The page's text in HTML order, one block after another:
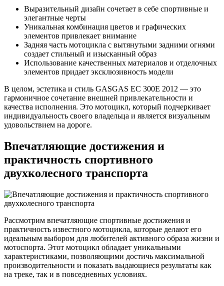
Выразительный дизайн сочетает в себе спортивные и
элегантные черты
Уникальная комбинация цветов и графических
элементов привлекает внимание
Задняя часть мотоцикла с вытянутыми задними огнями
создает стильный и изысканный образ
Использование качественных материалов и отделочных
элементов придает эксклюзивность модели
В целом, эстетика и стиль GASGAS EC 300E 2012 — это
гармоничное сочетание внешней привлекательности и
качества исполнения. Это мотоцикл, который подчеркивает
индивидуальность своего владельца и является визуальным
удовольствием на дороге.
Впечатляющие достижения и
практичность спортивного
двухколесного транспорта
Рассмотрим впечатляющие спортивные достижения и
практичность известного мотоцикла, которые делают его
идеальным выбором для любителей активного образа жизни и
мотоспорта. Этот мотоцикл обладает уникальными
характеристиками, позволяющими достичь максимальной
производительности и показать выдающиеся результаты как
на треке, так и в повседневных условиях.